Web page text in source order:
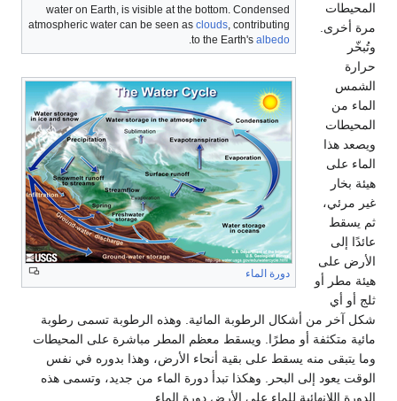
water on Earth, is visible at the bottom. Condensed
atmospheric water can be seen as clouds, contributing
to the Earth's albedo
.
دورة الماء
المحيطات
مرة أخرى.
وتُبخّر
حرارة
الشمس
الماء من
المحيطات
ويصعد هذا
الماء على
هيئة بخار
غير مرئي،
ثم يسقط
عائدًا إلى
الأرض على
هيئة مطر أو
ثلج أو أي
شكل آخر من أشكال الرطوبة المائية. وهذه الرطوبة تسمى رطوبة
مائية متكثفة أو مطرًا. ويسقط معظم المطر مباشرة على المحيطات
وما يتبقى منه يسقط على بقية أنحاء الأرض، وهذا بدوره في نفس
الوقت يعود إلى البحر. وهكذا تبدأ دورة الماء من جديد، وتسمى هذه
الدورة اللانهائية للماء على الأرض دورة الماء.